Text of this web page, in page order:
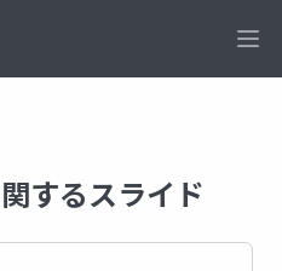
するスライド